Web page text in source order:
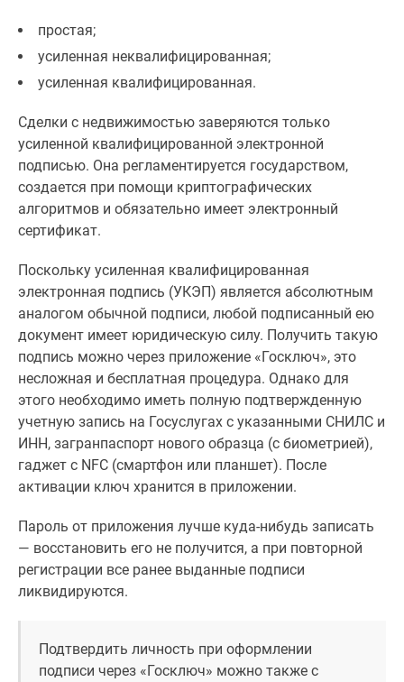
реновации
Новостройки
премиум-
класса
Новостройки
бизнес-
класса
Рассрочка
ипотека
Дома
коттеджи
Коттеджные
поселки
Новой
Москве
Готовые
коттеджные
Строящиеся
коттеджные
поселки
Коттеджные
простая;
усиленная неквалифицированная;
усиленная квалифицированная.
Сделки с недвижимостью заверяются только
усиленной квалифицированной электронной
подписью. Она регламентируется государством,
создается при помощи криптографических
алгоритмов и обязательно имеет электронный
сертификат.
Поскольку усиленная квалифицированная
электронная подпись (УКЭП) является абсолютным
аналогом обычной подписи, любой подписанный ею
документ имеет юридическую силу. Получить такую
подпись можно через приложение «Госключ», это
несложная и бесплатная процедура. Однако для
этого необходимо иметь полную подтвержденную
учетную запись на Госуслугах с указанными СНИЛС и
ИНН, загранпаспорт нового образца (с биометрией),
гаджет с NFC (смартфон или планшет). После
активации ключ хранится в приложении.
Пароль от приложения лучше куда-нибудь записать
— восстановить его не получится, а при повторной
регистрации все ранее выданные подписи
ликвидируются.
Подтвердить личность при оформлении
подписи через «Госключ» можно также с